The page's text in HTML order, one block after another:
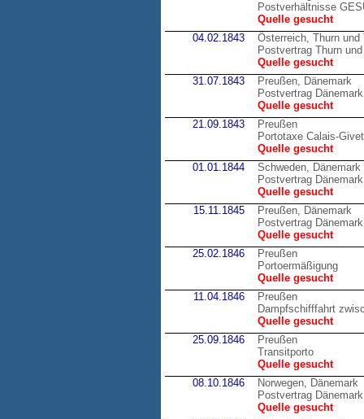
Postverhältnisse
Quelle gesucht
04.02.1843
Österreich, Thurn und
Postvertrag Thurn
Quelle gesucht
31.07.1843
Preußen, Dänemark
Postvertrag
Quelle gesucht
21.09.1843
Preußen
Portotaxe Calais-Givet
Quelle gesucht
01.01.1844
Schweden, Dänemark
Postvertrag
Quelle gesucht
15.11.1845
Preußen, Dänemark
Postvertrag
Quelle gesucht
25.02.1846
Preußen
Portoermäßigung
Quelle gesucht
11.04.1846
Preußen
Dampfschifffahrt
Quelle gesucht
25.09.1846
Preußen
Transitporto
Quelle gesucht
08.10.1846
Norwegen, Dänemark
Postvertrag
Quelle gesucht